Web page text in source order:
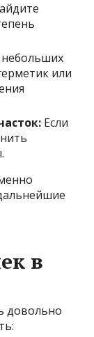
или
Если
в
довольно